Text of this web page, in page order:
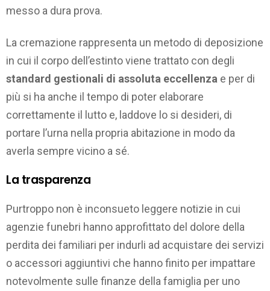
messo a dura prova.
La cremazione rappresenta un metodo di deposizione
in cui il corpo dell’estinto viene trattato con degli
standard gestionali di assoluta eccellenza e per di
più si ha anche il tempo di poter elaborare
correttamente il lutto e, laddove lo si desideri, di
portare l’urna nella propria abitazione in modo da
averla sempre vicino a sé.
La trasparenza
Purtroppo non è inconsueto leggere notizie in cui
agenzie funebri hanno approfittato del dolore della
perdita dei familiari per indurli ad acquistare dei servizi
o accessori aggiuntivi che hanno finito per impattare
notevolmente sulle finanze della famiglia per uno